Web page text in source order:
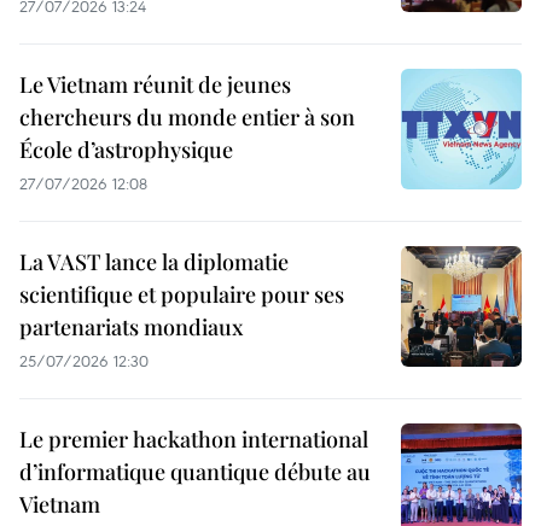
27/07/2026 13:24
Le Vietnam réunit de jeunes
chercheurs du monde entier à son
École d’astrophysique
27/07/2026 12:08
La VAST lance la diplomatie
scientifique et populaire pour ses
partenariats mondiaux
25/07/2026 12:30
Le premier hackathon international
d’informatique quantique débute au
Vietnam